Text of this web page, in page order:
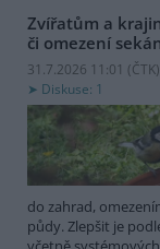
Zvířatům a
či omezení
31.7.2026 11:01 (ČTK)
Diskuse: 1
do zahrad,
půdy. Zlepšit je